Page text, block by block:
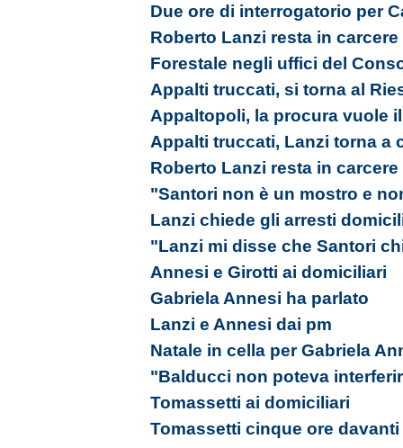
Due ore di interrogatorio per
Roberto Lanzi resta in carcere
Forestale negli uffici del
Appalti truccati, si torna al
Appaltopoli, la procura vuole
Appalti truccati, Lanzi torna a
Roberto Lanzi resta in carcere
"Santori non è un mostro e
Lanzi chiede gli arresti
"Lanzi mi disse che Santori
Annesi e Girotti ai domiciliari
Gabriela Annesi ha parlato
Lanzi e Annesi dai pm
Natale in cella per Gabriela
"Balducci non poteva
Tomassetti ai domiciliari
Tomassetti cinque ore davanti